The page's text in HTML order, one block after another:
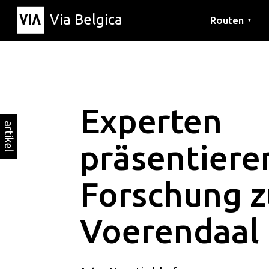
Via Belgica Routen ▼
artikel
Experten
Forschung
Voerendaal